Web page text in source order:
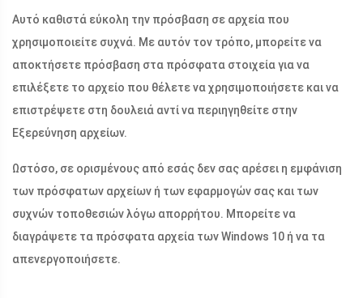
Αυτό καθιστά εύκολη την πρόσβαση σε αρχεία που
χρησιμοποιείτε συχνά. Με αυτόν τον τρόπο, μπορείτε να
αποκτήσετε πρόσβαση στα πρόσφατα στοιχεία για να
επιλέξετε το αρχείο που θέλετε να χρησιμοποιήσετε και να
επιστρέψετε στη δουλειά αντί να περιηγηθείτε στην
Εξερεύνηση αρχείων.
Ωστόσο, σε ορισμένους από εσάς δεν σας αρέσει η εμφάνιση
των πρόσφατων αρχείων ή των εφαρμογών σας και των
συχνών τοποθεσιών λόγω απορρήτου. Μπορείτε να
διαγράψετε τα πρόσφατα αρχεία των Windows 10 ή να τα
απενεργοποιήσετε.